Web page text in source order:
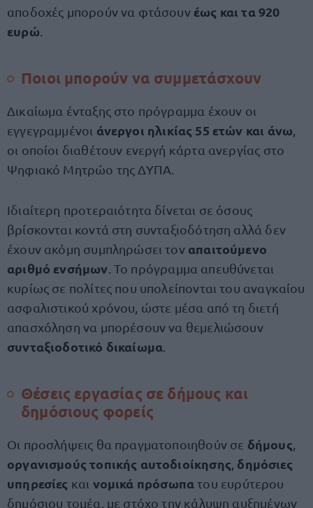
αποδοχές μπορούν να φτάσουν έως και τα 920
ευρώ
Ποιοι μπορούν να συμμετάσχουν
Δικαίωμα ένταξης στο πρόγραμμα έχουν οι
εγγεγραμμένοι άνεργοι ηλικίας 55 ετών και άνω
οι οποίοι διαθέτουν ενεργή κάρτα ανεργίας στο
Ψηφιακό Μητρώο της ΔΥΠΑ.
Ιδιαίτερη προτεραιότητα δίνεται σε όσους
βρίσκονται κοντά στη συνταξιοδότηση αλλά δεν
έχουν ακόμη συμπληρώσει τον απαιτούμενο
αριθμό ενσήμων . Το πρόγραμμα απευθύνεται
κυρίως σε πολίτες που υπολείπονται του αναγκαίου
ασφαλιστικού χρόνου, ώστε μέσα από τη διετή
απασχόληση να μπορέσουν να θεμελιώσουν
συνταξιοδοτικό δικαίωμα
Θέσεις εργασίας σε δήμους και
δημόσιους φορείς
Οι προσλήψεις θα πραγματοποιηθούν σε δήμους
οργανισμούς τοπικής αυτοδιοίκησης δημόσιες
υπηρεσίες και νομικά πρόσωπατου ευρύτερου
δημόσιου τομέα, με στόχο την κάλυψη αυξημένων